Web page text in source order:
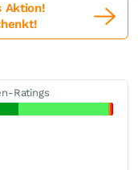
Aktion!
Ratings